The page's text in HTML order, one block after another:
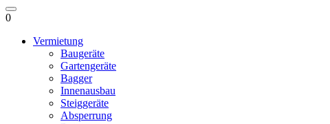
0
Vermietung
Baugeräte
Gartengeräte
Bagger
Innenausbau
Steiggeräte
Absperrung